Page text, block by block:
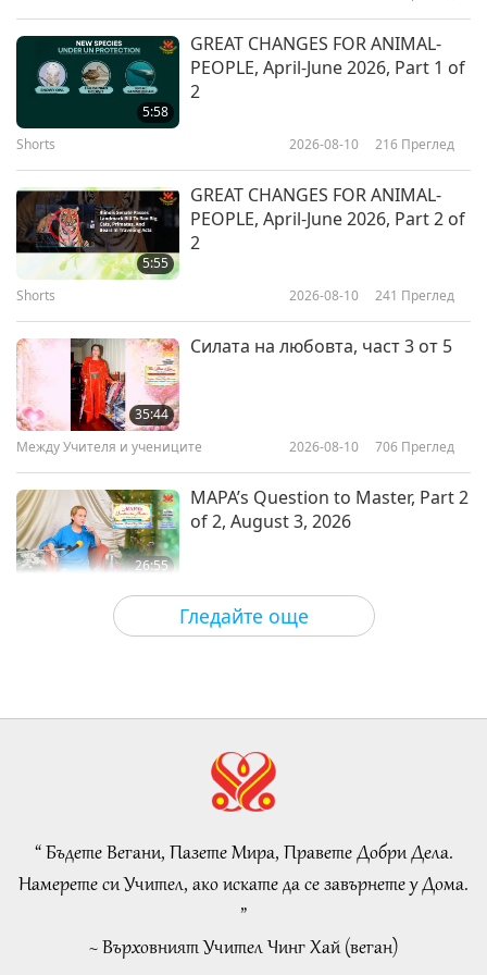
От Първоначалната Вселена до
нашия свят: Истинската Любов
The Real Love, Part 1 of 3, Aug. 04,
2015
39:55
Гледайте още
5:58
GREAT CHANGES FOR ANIMAL-
PEOPLE, April-June 2026, Part 1 of
2
Shorts 2026-08-10 216 Преглед
5:55
GREAT CHANGES FOR ANIMAL-
PEOPLE, April-June 2026, Part 2 of
2
Shorts 2026-08-10 241 Преглед
35:44
Силата на любовта, част 3 от 5
Между Учителя и учениците 2026-08-10 706 Преглед
26:55
MAPA’s Question to Master, Part 2
of 2, August 3, 2026
Важните Новини 2026-08-09 6491
34:10
32:19
Пророчество част 413 –
Любов със Спасителя, за да
разсеем бедствията
Поредица за древните предсказания
2026-08-09 Преглед
Eating Our Way To Extinction,
“ Бъдете Вегани, Пазете Мира, Правете Добри Дела.
Намерете си Учител, ако искате да се завърнете у Дома.
”
~ Върховният Учител Чинг Хай (веган)